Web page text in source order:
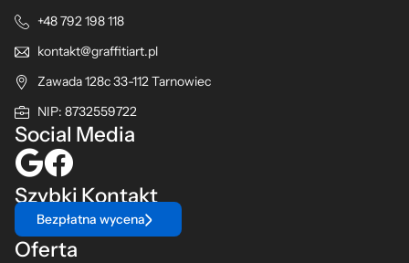
Oferta
+48 792 198 118
kontakt@graffitiart.pl
Zawada 128c 33-112 Tarnowiec
NIP: 8732559722
Social Media
Szybki Kontakt
Bezpłatna wycena